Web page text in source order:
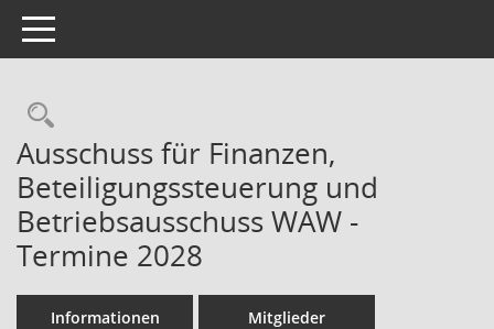
Toggle navigation
Rechercheauswahl
Ausschuss für Finanzen,
Beteiligungssteuerung und
Betriebsausschuss WAW -
Termine 2028
Informationen Mitglieder